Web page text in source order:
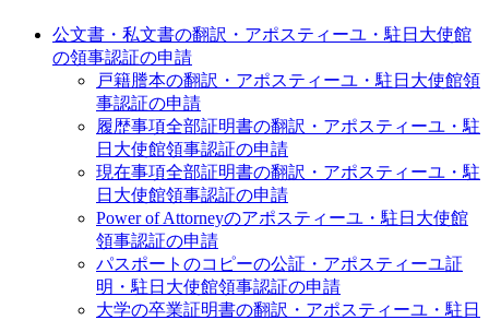
公文書・私文書の翻訳・アポスティーユ・駐日大使館
の領事認証の申請
戸籍謄本の翻訳・アポスティーユ・駐日大使館領
事認証の申請
履歴事項全部証明書の翻訳・アポスティーユ・駐
日大使館領事認証の申請
現在事項全部証明書の翻訳・アポスティーユ・駐
日大使館領事認証の申請
Power of Attorneyのアポスティーユ・駐日大使館
領事認証の申請
パスポートのコピーの公証・アポスティーユ証
明・駐日大使館領事認証の申請
大学の卒業証明書の翻訳・アポスティーユ・駐日